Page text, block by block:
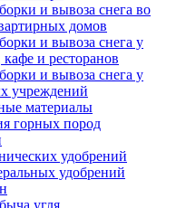
и вывоза снега во
домов
и вывоза снега у
и ресторанов
и вывоза снега у
учреждений
материалы
горных пород
удобрений
удобрений
угля